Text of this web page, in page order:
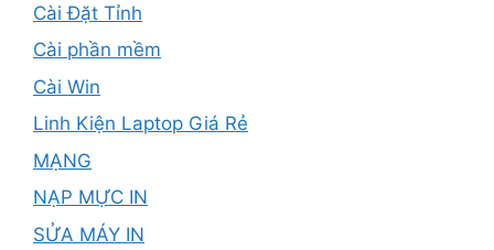
Cài Đặt Tỉnh
Cài phần mềm
Cài Win
Linh Kiện Laptop Giá Rẻ
MẠNG
NẠP MỰC IN
SỬA MÁY IN